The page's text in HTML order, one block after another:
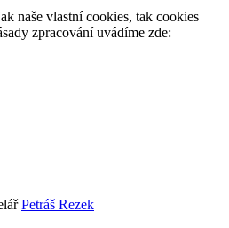
naše vlastní cookies, tak cookies
zpracování uvádíme zde:
Petráš Rezek